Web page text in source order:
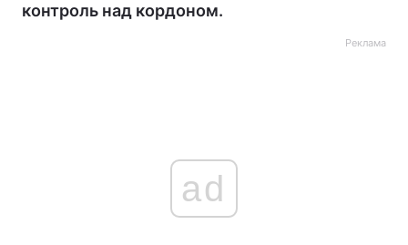
контроль над кордоном.
Реклама
ad